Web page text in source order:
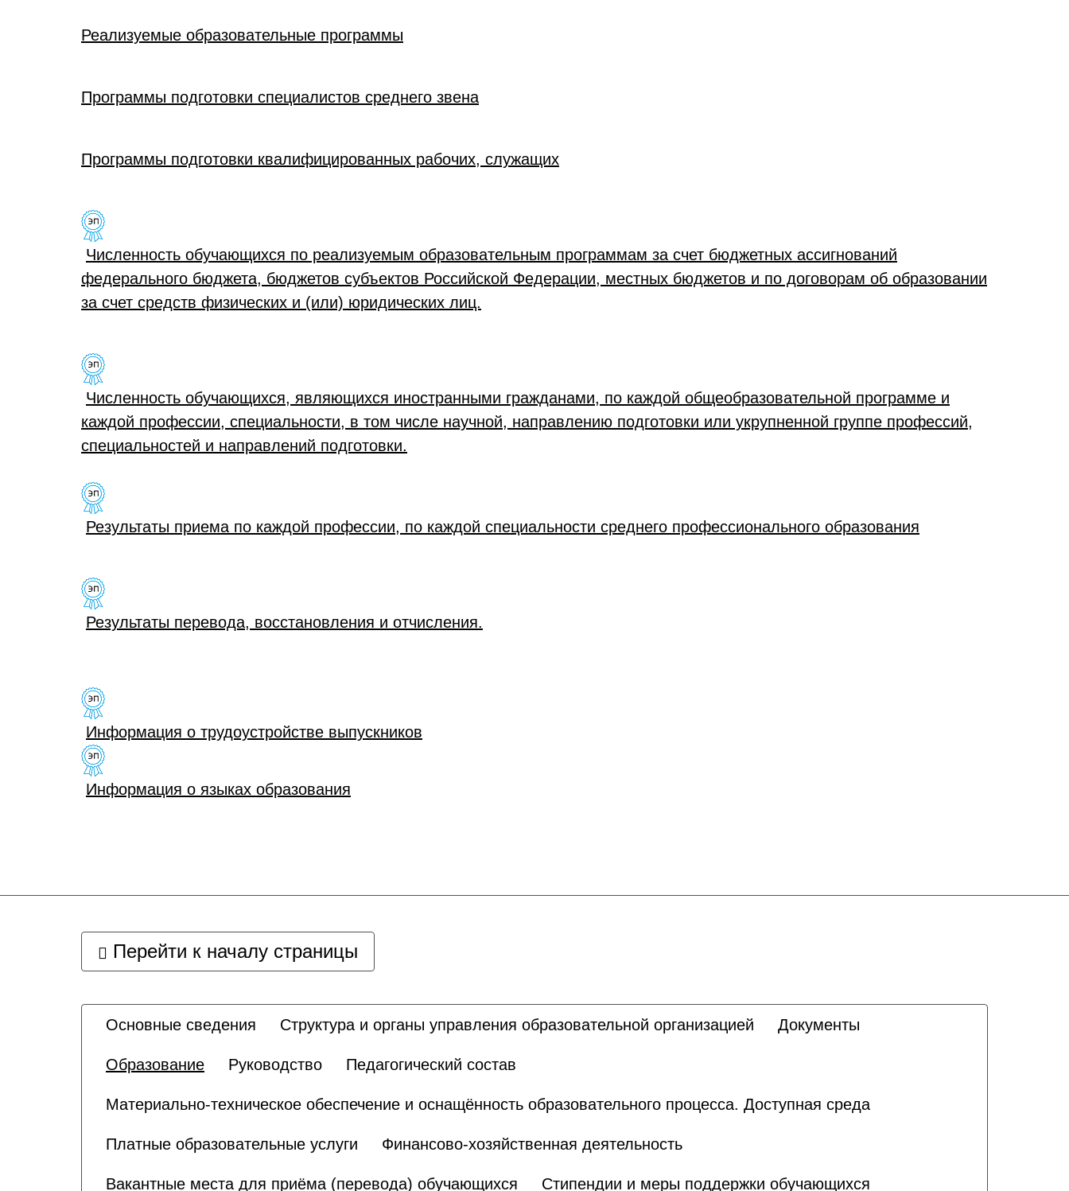
Реализуемые образовательные программы
Программы подготовки специалистов среднего звена
Программы подготовки квалифицированных рабочих, служащих
Численность обучающихся по реализуемым образовательным программам за счет бюджетных ассигнований
федерального бюджета, бюджетов субъектов Российской Федерации, местных бюджетов и по договорам об образовании
за счет средств физических и (или) юридических лиц.
Численность обучающихся, являющихся иностранными гражданами, по каждой общеобразовательной программе и
каждой профессии, специальности, в том числе научной, направлению подготовки или укрупненной группе профессий,
специальностей и направлений подготовки.
Результаты приема по каждой профессии, по каждой специальности среднего профессионального образования
Результаты перевода, восстановления и отчисления.
Информация о трудоустройстве выпускников
Информация о языках образования
Перейти к началу страницы
Основные сведения Структура и органы управления образовательной организацией Документы
Образование Руководство Педагогический состав
Материально-техническое обеспечение и оснащённость образовательного процесса. Доступная среда
Платные образовательные услуги Финансово-хозяйственная деятельность
Вакантные места для приёма (перевода) обучающихся Стипендии и меры поддержки обучающихся